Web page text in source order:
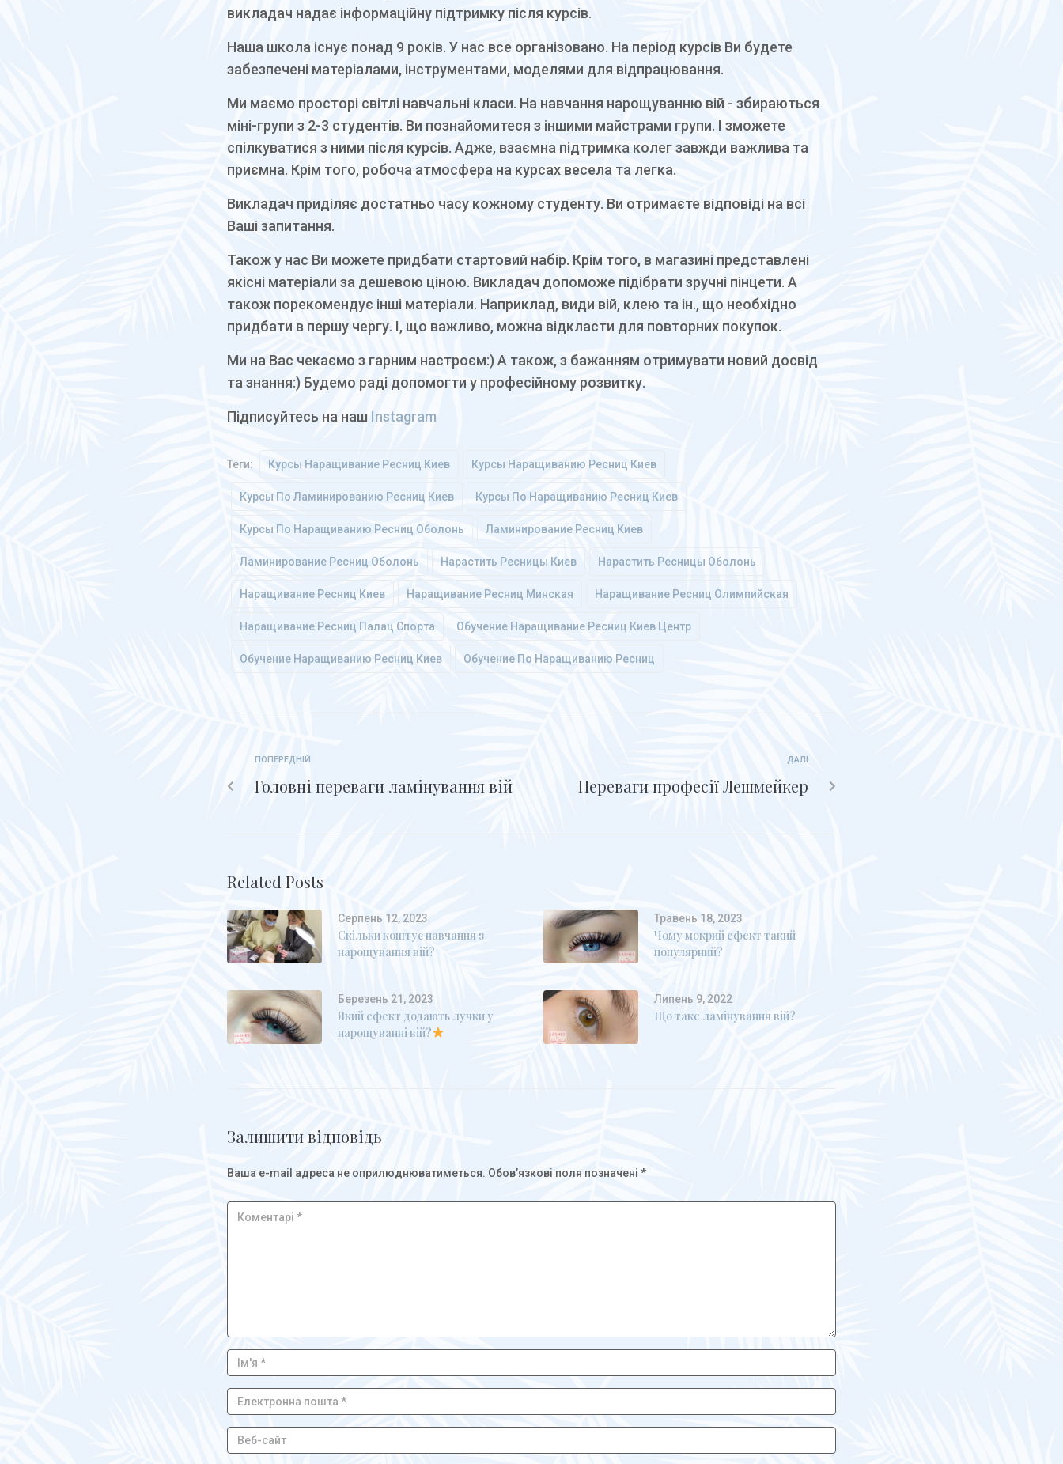
викладач надає інформаційну підтримку після курсів.
Наша школа існує понад 9 років. У нас все організовано. На період курсів Ви будете
забезпечені матеріалами, інструментами, моделями для відпрацювання.
Ми маємо просторі світлі навчальні класи. На навчання нарощуванню вій - збираються
міні-групи з 2-3 студентів. Ви познайомитеся з іншими майстрами групи. І зможете
спілкуватися з ними після курсів. Адже, взаємна підтримка колег завжди важлива та
приємна. Крім того, робоча атмосфера на курсах весела та легка.
Викладач приділяє достатньо часу кожному студенту. Ви отримаєте відповіді на всі
Ваші запитання.
Також у нас Ви можете придбати стартовий набір. Крім того, в магазині представлені
якісні матеріали за дешевою ціною. Викладач допоможе підібрати зручні пінцети. А
також порекомендує інші матеріали. Наприклад, види вій, клею та ін., що необхідно
придбати в першу чергу. І, що важливо, можна відкласти для повторних покупок.
Ми на Вас чекаємо з гарним настроєм:) А також, з бажанням отримувати новий досвід
та знання:) Будемо раді допомогти у професійному розвитку.
Підписуйтесь на наш Instagram
Теги: Курсы Наращивание Ресниц Киев Курсы Наращиванию Ресниц Киев
Курсы По Ламинированию Ресниц Киев Курсы По Наращиванию Ресниц Киев
Курсы По Наращиванию Ресниц Оболонь Ламинирование Ресниц Киев
Ламинирование Ресниц Оболонь Нарастить Ресницы Киев Нарастить Ресницы Оболонь
Наращивание Ресниц Киев Наращивание Ресниц Минская Наращивание Ресниц Олимпийская
Наращивание Ресниц Палац Спорта Обучение Наращивание Ресниц Киев Центр
Обучение Наращиванию Ресниц Киев Обучение По Наращиванию Ресниц
ПОПЕРЕДНІЙ
Головні переваги ламінування вій
ДАЛІ
Переваги професії Лешмейкер
Related Posts
Серпень 12, 2023
Скільки коштує навчання з
нарощування вій?
Травень 18, 2023
Чому мокрий ефект такий
популярний?
Березень 21, 2023
Який ефект додають лучки у
нарощуванні вій?
Липень 9, 2022
Що таке ламінування вій?
Залишити відповідь
Ваша e-mail адреса не оприлюднюватиметься. Обов’язкові поля позначені *